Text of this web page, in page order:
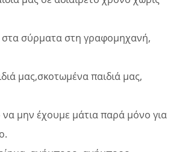
στα σύρματα στη γραφομηχανή,
μας,σκοτωμένα παιδιά μας,
να μην έχουμε μάτια παρά μόνο για